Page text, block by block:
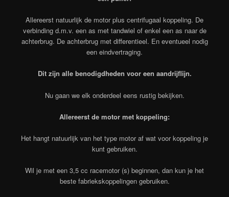
Allereerst natuurlijk de motor plus centrifugaal koppeling. De
verbinding d.m.v. een as met tandwiel of enkel een as naar de
achterbrug. De achterbrug met differentieel. En eventueel nodig
een eindvertraging.
Dit zijn alle benodigdheden voor een aandrijflijn.
Nu gaan we elk onderdeel eens rustig bekijken.
Allereerst de motor met koppeling:
Het hangt natuurlijk van het type motor af wat voor koppeling je
kunt gebruiken.
Wil je met een 3,5 cc racemotor (s) beginnen, dan kun je het
beste fabriekskoppelingen gebruiken.